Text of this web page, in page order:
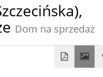
Dom na sprzedaż